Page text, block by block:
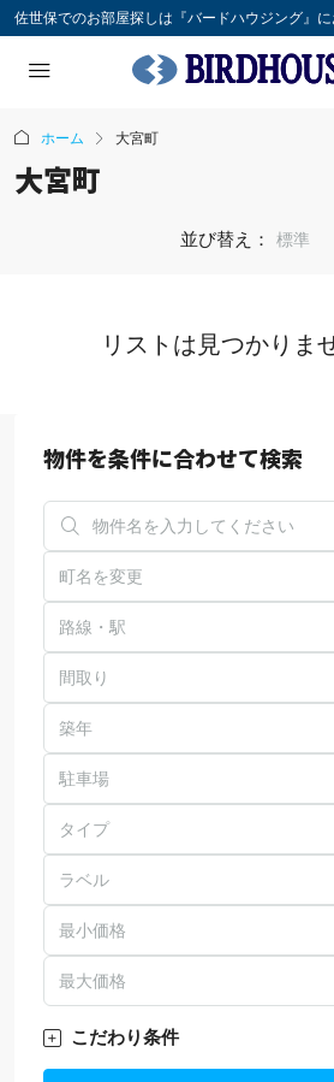
佐世保でのお部屋探しは『バードハウジング』に
ホーム 大宮町
大宮町
並び替え： 標準
リストは見つかりま
物件を条件に合わせて検索
町名を変更
路線・駅
間取り
駐車場
タイプ
ラベル
こだわり条件